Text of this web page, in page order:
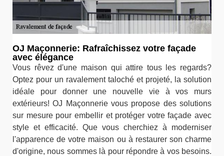
OJ Maçonnerie: Rafraîchissez votre façade
avec élégance
Vous rêvez d'une maison qui attire tous les regards?
Optez pour un ravalement taloché et projeté, la solution
idéale pour donner une nouvelle vie à vos murs
extérieurs! OJ Maçonnerie vous propose des solutions
sur mesure pour embellir et protéger votre façade avec
style et efficacité. Que vous cherchiez à moderniser
l'apparence de votre maison ou à restaurer son charme
d'origine, nous sommes là pour répondre à vos besoins.